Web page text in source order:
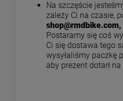
Na szczęście
zależy Ci na czasie,
shop@rmdbike.com,
Postaramy się coś
Ci się dostawa tego
wysyłaliśmy paczkę
aby prezent dotarł